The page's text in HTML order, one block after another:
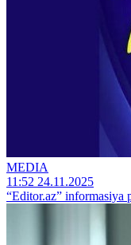
MEDIA
11:52 24.11.2025
“Editor.az” informasiya